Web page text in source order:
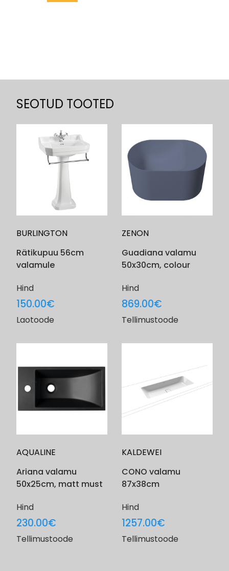
SEOTUD TOOTED
BURLINGTON
Rätikupuu 56cm
valamule
Hind
150.00€
Laotoode
ZENON
Guadiana valamu
50x30cm, colour
Hind
869.00€
Tellimustoode
AQUALINE
Ariana valamu
50x25cm, matt must
Hind
230.00€
Tellimustoode
KALDEWEI
CONO valamu
87x38cm
Hind
1257.00€
Tellimustoode